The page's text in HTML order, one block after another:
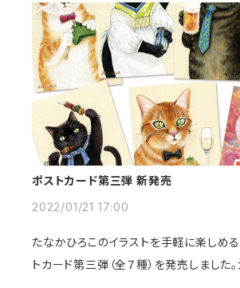
ポストカード第三弾 新発売
2022/01/21 17:00
たなかひろこのイラストを手軽に楽しめ
トカード第三弾（全７種）を発売しました